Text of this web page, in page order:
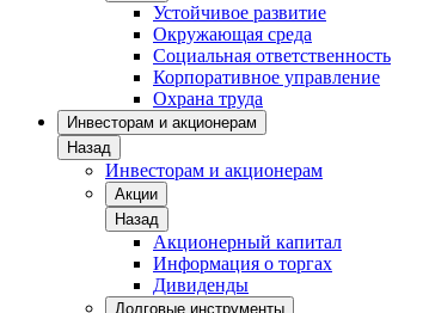
Устойчивое развитие
Окружающая среда
Социальная ответственность
Корпоративное управление
Охрана труда
Инвесторам и акционерам
Назад
Инвесторам и акционерам
Акции
Назад
Акционерный капитал
Информация о торгах
Дивиденды
Долговые инструменты